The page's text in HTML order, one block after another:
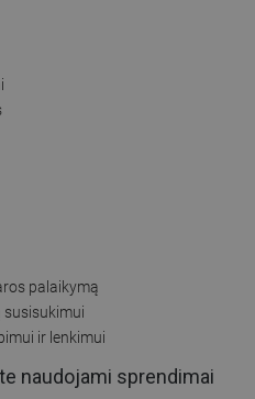
palaikymą
susisukimui
ir lenkimui
naudojami sprendimai